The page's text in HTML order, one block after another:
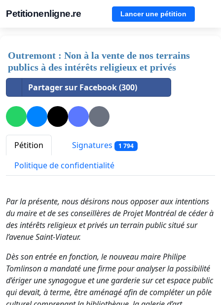
Petitionenligne.re Lancer une pétition
Outremont : Non à la vente de nos terrains
publics à des intérêts religieux et privés
Partager sur Facebook (300)
Pétition Signatures 1 794
Politique de confidentialité
Par la présente, nous désirons nous opposer aux intentions
du maire et de ses conseillères de Projet Montréal de céder à
des intérêts religieux et privés un terrain public situé sur
l’avenue Saint-Viateur.
Dès son entrée en fonction, le nouveau maire Philipe
Tomlinson a mandaté une firme pour analyser la possibilité
d’ériger une synagogue et une garderie sur cet espace public
qui devait, à terme, être aménagé afin de compléter un pôle